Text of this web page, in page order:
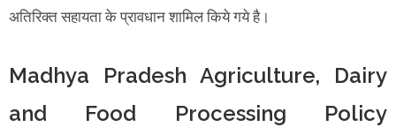
अतिरिक्त सहायता के प्रावधान शामिल किये गये है।
Madhya Pradesh Agriculture, Dairy
and Food Processing Policy